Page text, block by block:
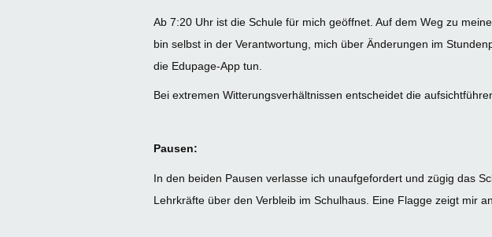
Ab 7:20 Uhr ist die Schule für mich geöffnet. Auf dem Weg zu
bin selbst in der Verantwortung, mich über Änderungen im
die Edupage-App tun.
Bei extremen Witterungsverhältnissen entscheidet die
Pausen:
In den beiden Pausen verlasse ich unaufgefordert und zügig das
Lehrkräfte über den Verbleib im Schulhaus. Eine Flagge zeigt mir